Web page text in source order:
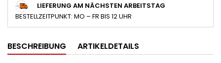
LIEFERUNG AM NÄCHSTEN ARBEITSTAG
BESTELLZEITPUNKT: MO – FR BIS 12 UHR
BESCHREIBUNG ARTIKELDETAILS